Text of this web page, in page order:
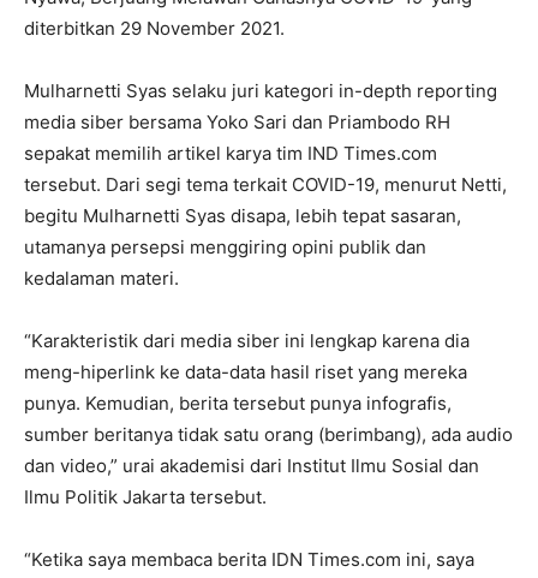
diterbitkan 29 November 2021.
Mulharnetti Syas selaku juri kategori in-depth reporting
media siber bersama Yoko Sari dan Priambodo RH
sepakat memilih artikel karya tim IND Times.com
tersebut. Dari segi tema terkait COVID-19, menurut Netti,
begitu Mulharnetti Syas disapa, lebih tepat sasaran,
utamanya persepsi menggiring opini publik dan
kedalaman materi.
“Karakteristik dari media siber ini lengkap karena dia
meng-hiperlink ke data-data hasil riset yang mereka
punya. Kemudian, berita tersebut punya infografis,
sumber beritanya tidak satu orang (berimbang), ada audio
dan video,” urai akademisi dari Institut Ilmu Sosial dan
Ilmu Politik Jakarta tersebut.
“Ketika saya membaca berita IDN Times.com ini, saya